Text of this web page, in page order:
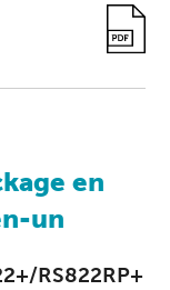
en
un
RS822RP+